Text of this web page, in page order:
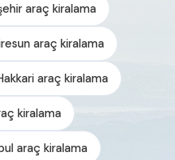
araç kiralama
araç kiralama
araç kiralama
kiralama
araç kiralama